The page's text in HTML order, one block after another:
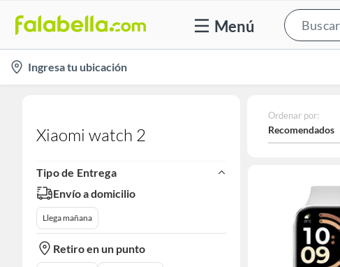
Menú
location-
icon
Ingresa tu ubicación
Xiaomi watch 2
Tipo de Entrega
Envío a domicilio
Llega mañana
Retiro en un punto
Ordenar por:
Recomendados